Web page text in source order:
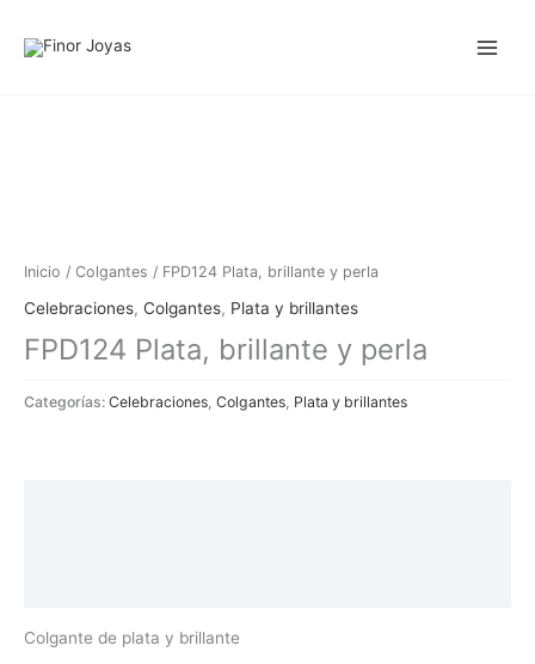
Inicio / Colgantes / FPD124 Plata, brillante y perla
Celebraciones, Colgantes, Plata y brillantes
FPD124 Plata, brillante y perla
Categorías: Celebraciones Colgantes Plata y brillantes
Colgante de plata y brillante